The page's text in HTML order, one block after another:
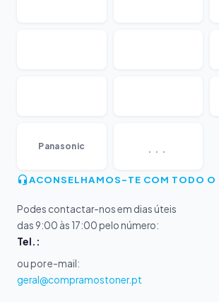
Panasonic ...
ACONSELHAMOS-TE COM TODO
Podes contactar-nos em dias úteis
das 9:00 às 17:00 pelo número:
Tel.:
ou por e-mail:
geral@compramostoner.pt